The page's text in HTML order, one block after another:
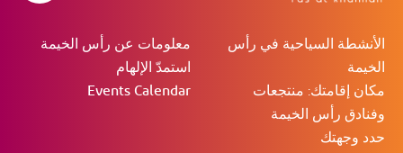
الأنشطة السياحية في رأس
الخيمة
مكان إقامتك: منتجعات
وفنادق رأس الخيمة
حدد وجهتك
معلومات عن رأس الخيمة
استمدّ الإلهام
Events Calendar